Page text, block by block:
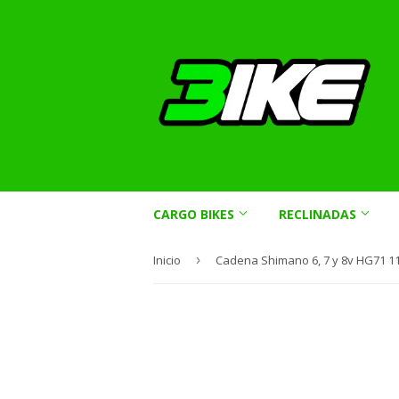
CARGO BIKES RECLINADAS
Inicio ›